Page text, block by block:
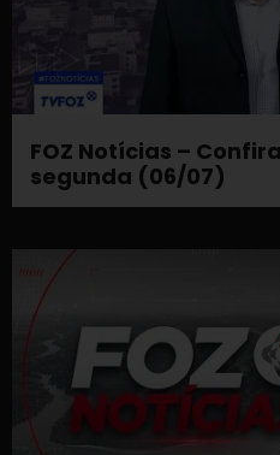
FOZ Notícias –
segunda (06/07)